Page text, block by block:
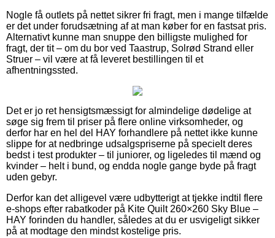
Nogle få outlets på nettet sikrer fri fragt, men i mange tilfælde
er det under forudsætning af at man køber for en fastsat pris.
Alternativt kunne man snuppe den billigste mulighed for
fragt, der tit – om du bor ved Taastrup, Solrød Strand eller
Struer – vil være at få leveret bestillingen til et
afhentningssted.
Det er jo ret hensigtsmæssigt for almindelige dødelige at
søge sig frem til priser på flere online virksomheder, og
derfor har en hel del HAY forhandlere på nettet ikke kunne
slippe for at nedbringe udsalgspriserne på specielt deres
bedst i test produkter – til juniorer, og ligeledes til mænd og
kvinder – helt i bund, og endda nogle gange byde på fragt
uden gebyr.
Derfor kan det alligevel være udbytterigt at tjekke indtil flere
e-shops efter rabatkoder på Kite Quilt 260×260 Sky Blue –
HAY forinden du handler, således at du er usvigeligt sikker
på at modtage den mindst kostelige pris.